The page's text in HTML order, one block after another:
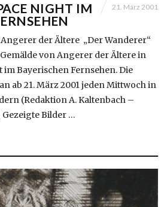
NIGHT IM
21. März 2001
der Ältere „Der Wanderer“
von Angerer der Ältere in
im Bayerischen Fernsehen. Die
ab 21. März 2001 jeden Mittwoch in
(Redaktion A. Kaltenbach –
Bilder …